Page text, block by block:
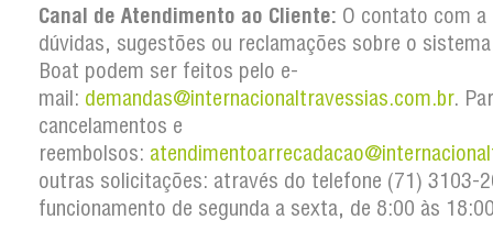
Canal de Atendimento ao Cliente: O contato com a
dúvidas, sugestões ou reclamações sobre o
Boat podem ser feitos pelo e-
mail: demandas@internacionaltravessias.com.br.
cancelamentos e
reembolsos:
outras solicitações: através do telefone (71) 3103-
funcionamento de segunda a sexta, de 8:00 às